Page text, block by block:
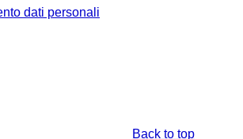
dati personali
Back to top